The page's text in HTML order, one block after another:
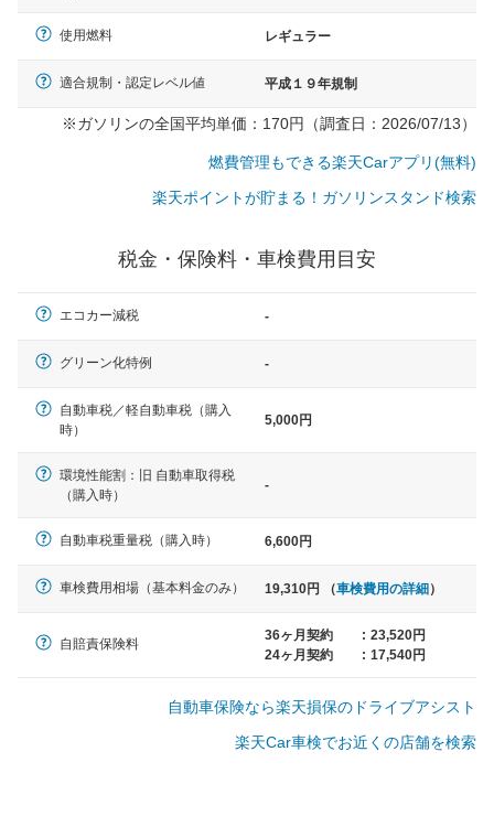
ノア、セレナ、プリウス、カロー
ラ、ステップワゴン など
大型車
スター、ハイエースワゴン、デリ
使用燃料 レギュラー
適合規制・認定レベル値 平成１９年規制
※ガソリンの全国平均単価：170円（調査日：2026/07/13）
燃費管理もできる楽天Carアプリ(無料)
楽天ポイントが貯まる！ガソリンスタンド検索
税金・保険料・車検費用目安
エコカー減税 -
グリーン化特例 -
自動車税／軽自動車税（購入
時）
5,000円
環境性能割：旧 自動車取得税
（購入時）
-
自動車税重量税（購入時） 6,600円
車検費用相場（基本料金のみ） 19,310円 （車検費用の詳細）
自賠責保険料
36ヶ月契約 : 23,520円
24ヶ月契約
: 17,540円
自動車保険なら楽天損保のドライブアシスト
楽天Car車検でお近くの店舗を検索